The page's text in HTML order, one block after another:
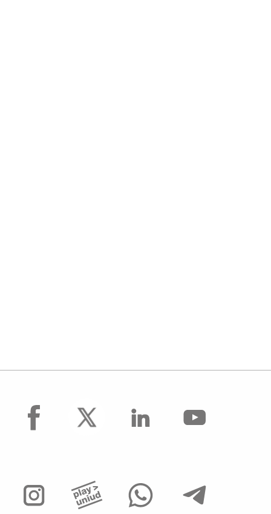
facebook